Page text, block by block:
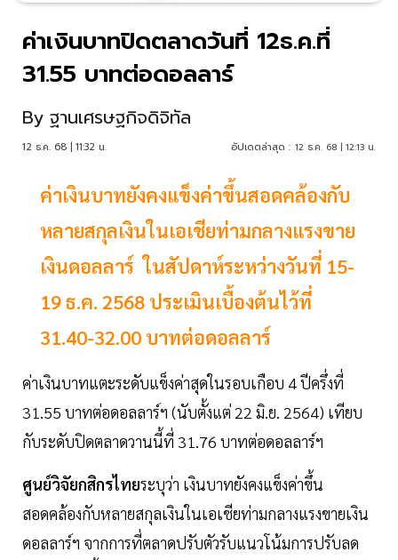
ค่าเงินบาทปิดตลาดวันที่ 12ธ.ค.ที่
31.55 บาทต่อดอลลาร์
By ฐานเศรษฐกิจดิจิทัล
12 ธ.ค. 68 | 11:32 น. อัปเดตล่าสุด : 12 ธ.ค. 68 | 12:13 น.
ค่าเงินบาทยังคงแข็งค่าขึ้นสอดคล้องกับ
หลายสกุลเงินในเอเชียท่ามกลางแรงขาย
เงินดอลลาร์ ในสัปดาห์ระหว่างวันที่ 15-
19 ธ.ค. 2568 ประเมินเบื้องต้นไว้ที่
31.40-32.00 บาทต่อดอลลาร์
ค่าเงินบาทแตะระดับแข็งค่าสุดในรอบเกือบ 4 ปีครึ่งที่
31.55 บาทต่อดอลลาร์ฯ (นับตั้งแต่ 22 มิ.ย. 2564) เทียบ
กับระดับปิดตลาดวานนี้ที่ 31.76 บาทต่อดอลลาร์ฯ
ศูนย์วิจัยกสิกรไทยระบุว่า เงินบาทยังคงแข็งค่าขึ้น
สอดคล้องกับหลายสกุลเงินในเอเชียท่ามกลางแรงขายเงิน
ดอลลาร์ฯ จากการที่ตลาดปรับตัวรับแนวโน้มการปรับลด